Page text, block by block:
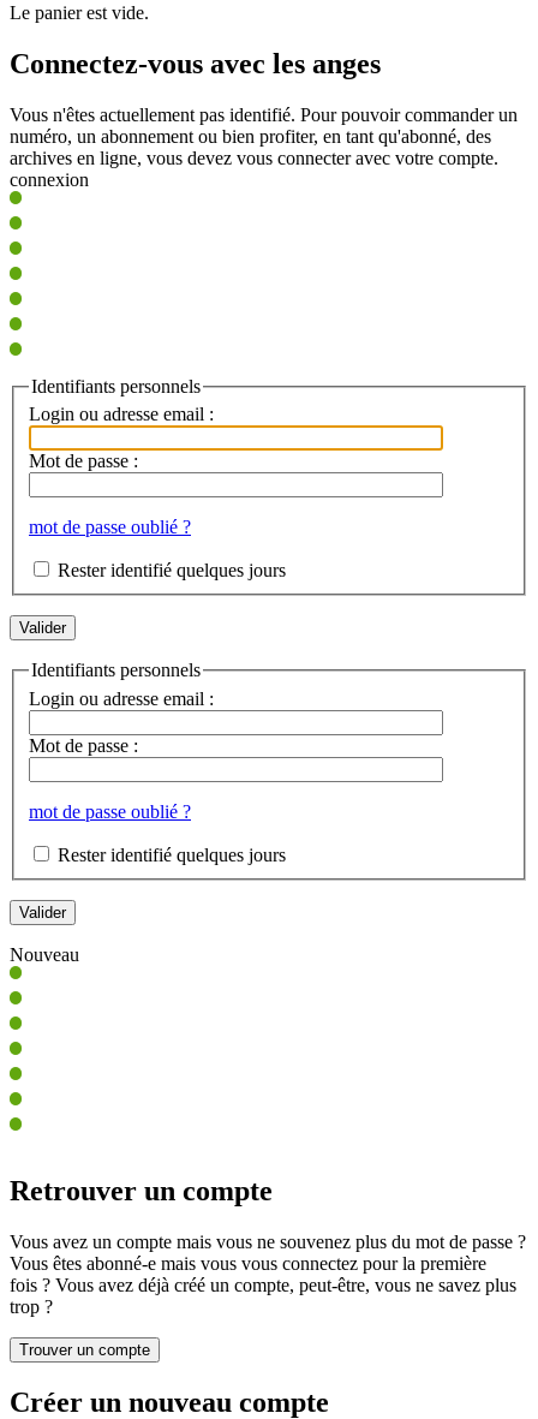
Le panier est vide.
Connectez-vous avec les anges
Vous n'êtes actuellement pas identifié. Pour pouvoir commander un
numéro, un abonnement ou bien profiter, en tant qu'abonné, des
archives en ligne, vous devez vous connecter avec votre compte.
connexion
Identifiants personnels
Login ou adresse email :
Mot de passe :
mot de passe oublié ?
Rester identifié quelques jours
Identifiants personnels
Login ou adresse email :
Mot de passe :
mot de passe oublié ?
Rester identifié quelques jours
Nouveau
Retrouver un compte
Vous avez un compte mais vous ne souvenez plus du mot de passe ?
Vous êtes abonné-e mais vous vous connectez pour la première
fois ? Vous avez déjà créé un compte, peut-être, vous ne savez plus
trop ?
Créer un nouveau compte